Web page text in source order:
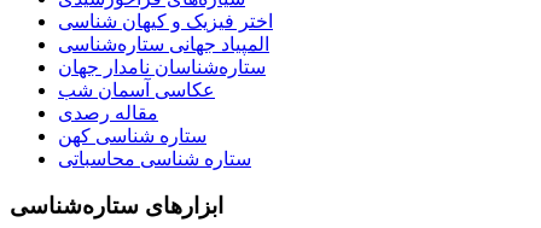
اختر فیزیک و کیهان شناسی
المپیاد جهانی ستاره‌شناسی
ستاره‌شناسان نامدار جهان
عکاسی آسمان شب
مقاله رصدی
ستاره شناسی کهن
ستاره شناسی محاسباتی
ابزارهای ستاره‌شناسی